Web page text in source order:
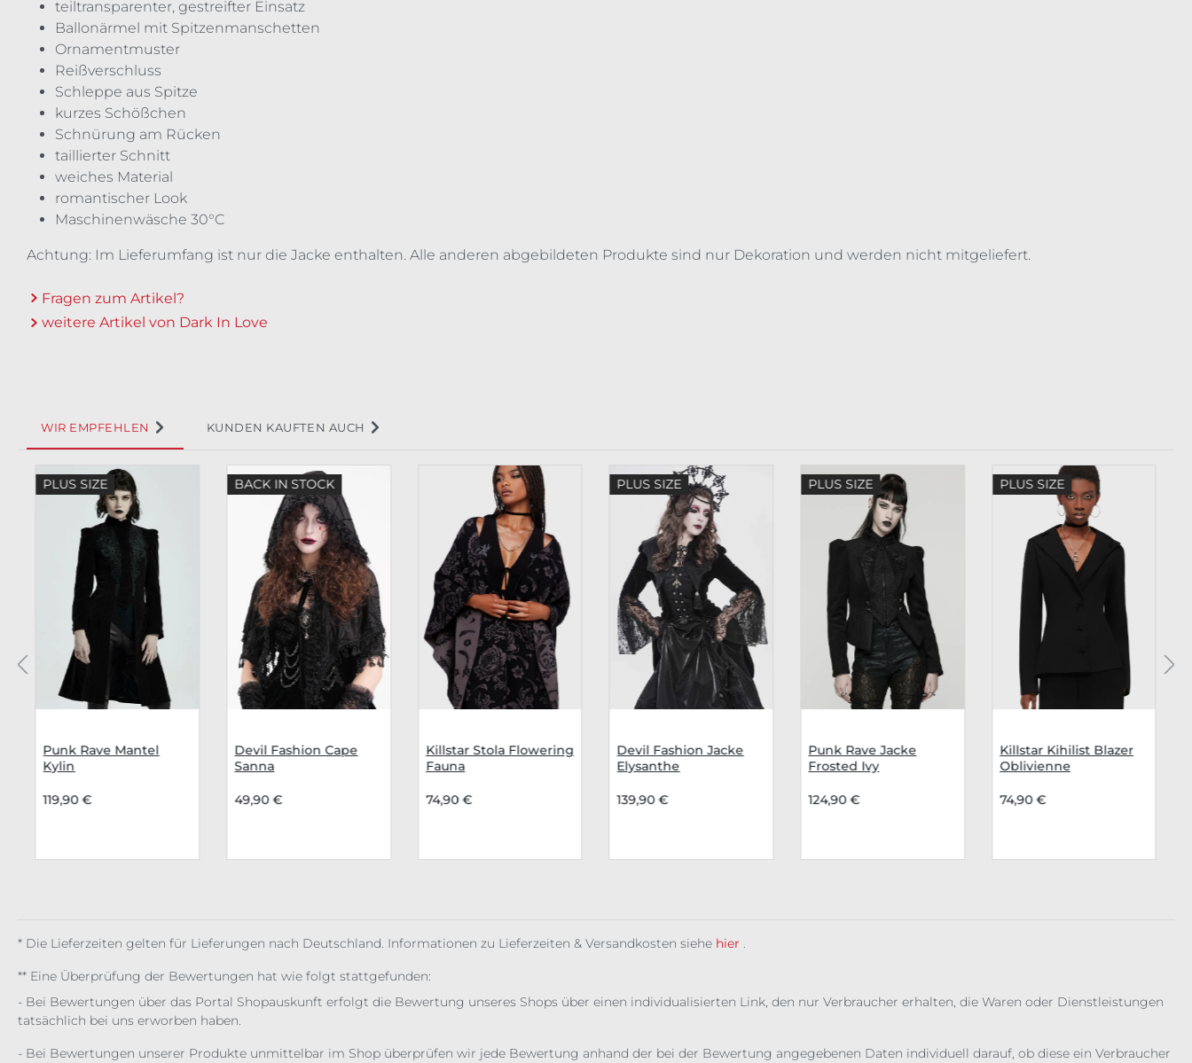
teiltransparenter, gestreifter Einsatz
Ballonärmel mit Spitzenmanschetten
Ornamentmuster
Reißverschluss
Schleppe aus Spitze
kurzes Schößchen
Schnürung am Rücken
taillierter Schnitt
weiches Material
romantischer Look
Maschinenwäsche 30°C
Achtung: Im Lieferumfang ist nur die Jacke enthalten. Alle anderen abgebildeten Produkte sind nur Dekoration und werden nicht mitgeliefert.
Fragen zum Artikel?
weitere Artikel von Dark In Love
WIR EMPFEHLEN KUNDEN KAUFTEN AUCH
Produktgalerie überspringen
PLUS SIZE
Punk Rave Mantel
Kylin
119,90 €
BACK IN STOCK
Devil Fashion Cape
Sanna
49,90 €
Killstar Stola Flowering
Fauna
74,90 €
PLUS SIZE
Devil Fashion Jacke
Elysanthe
139,90 €
PLUS SIZE
Punk Rave Jacke
Frosted Ivy
124,90 €
PLUS SIZE
Killstar Kihilist Blazer
Oblivienne
74,90 €
* Die Lieferzeiten gelten für Lieferungen nach Deutschland. Informationen zu Lieferzeiten & Versandkosten siehe hier .
** Eine Überprüfung der Bewertungen hat wie folgt stattgefunden:
- Bei Bewertungen über das Portal Shopauskunft erfolgt die Bewertung unseres Shops über einen individualisierten Link, den nur Verbraucher erhalten, die Waren oder Dienstleistungen
tatsächlich bei uns erworben haben.
- Bei Bewertungen unserer Produkte unmittelbar im Shop überprüfen wir jede Bewertung anhand der bei der Bewertung angegebenen Daten individuell darauf, ob diese ein Verbraucher